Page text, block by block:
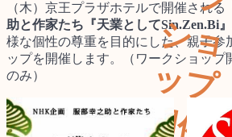
シ
ッ
開
（木）京王プラザホテルで開催される
助と作家たち『天業としてSin.Zen.Bi』
様な個性の尊重を目的にした、親子参
ップを開催します。（ワークショップ
のみ）